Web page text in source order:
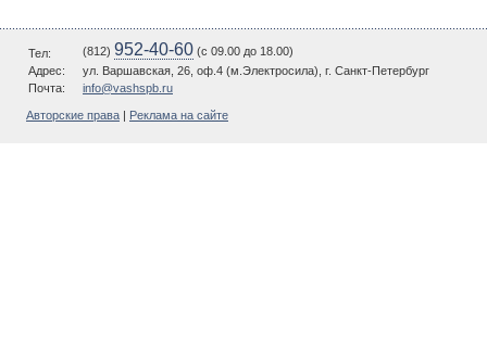
Тел: (812) 952-40-60 (c 09.00 до 18.00)
Адрес:
ул. Варшавская, 26, оф.4 (м.Электросила), г. Санкт-Петербург
Почта:
info@vashspb.ru
Авторские права Реклама на сайте